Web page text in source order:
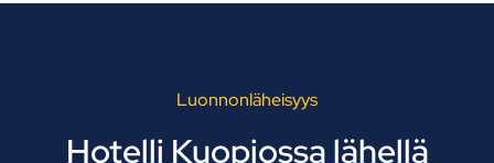
Luonnonläheisyys
Hotelli Kuopiossa lähellä